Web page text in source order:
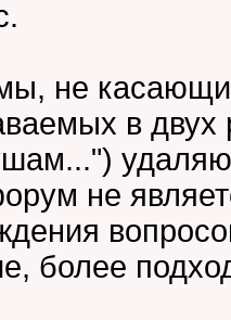
не
в двух
не
более